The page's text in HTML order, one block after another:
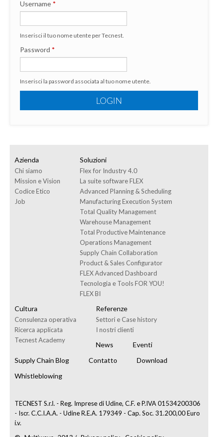
SUPPLY CHAIN BLOG
Username *
Inserisci il tuo nome utente per Tecnest.
Password *
Inserisci la password associata al tuo nome utente.
LOGIN
Azienda
Chi siamo
Mission e Vision
Codice Etico
Job
Soluzioni
Flex for Industry 4.0
La suite software FLEX
Advanced Planning & Scheduling
Manufacturing Execution System
Total Quality Management
Warehouse Management
Total Productive Maintenance
Operations Management
Supply Chain Collaboration
Product & Sales Configurator
FLEX Advanced Dashboard
Tecnologia e Tools FOR YOU!
FLEX BI
Cultura
Consulenza operativa
Ricerca applicata
Tecnest Academy
Referenze
Settori e Case history
I nostri clienti
News
Eventi
Supply Chain Blog
Contatto
Download
Whistleblowing
TECNEST S.r.l. - Reg. Imprese di Udine, C.F. e P.IVA 01534200306
- Iscr. C.C.I.A.A. - Udine R.E.A. 179349 - Cap. Soc. 31.200,00 Euro
i.v.